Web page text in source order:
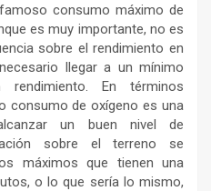
consumo máximo de
es muy importante, no es
sobre el rendimiento en
llegar a un mínimo
En términos
consumo de oxígeno es una
un buen nivel de
sobre el terreno se
máximos que tienen una
o lo que sería lo mismo,